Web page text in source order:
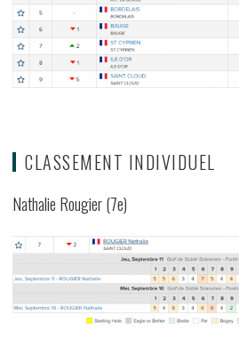
CLASSEMENT INDIVIDUEL
Nathalie Rougier (7e)